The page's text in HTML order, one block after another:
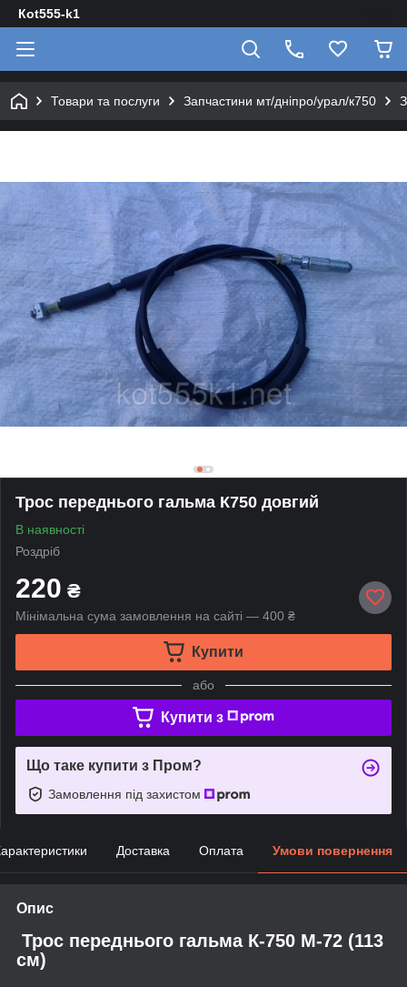
Кot555-k1
Товари та послуги Запчастини мт/дніпро/урал/к750
Трос переднього гальма К750 довгий
В наявності
Роздріб
220 ₴
Мінімальна сума замовлення на сайті — 400 ₴
Купити
або
Купити з
Що таке купити з Пром?
Замовлення під захистом
Доставка Оплата Умови повернення
Опис
Трос переднього гальма К-750 M-72 (113
см)